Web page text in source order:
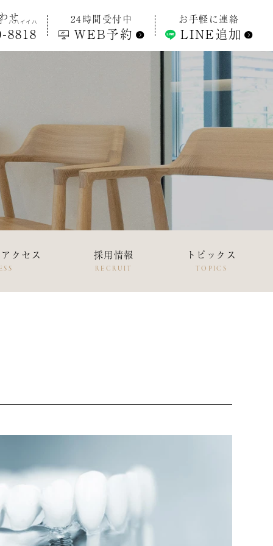
せ
-8818
ハハイイハ 24時間受付中
WEB予約
お手軽に連絡
LINE追加
クセス 採用情報
RECRUIT
トピックス
TOPICS